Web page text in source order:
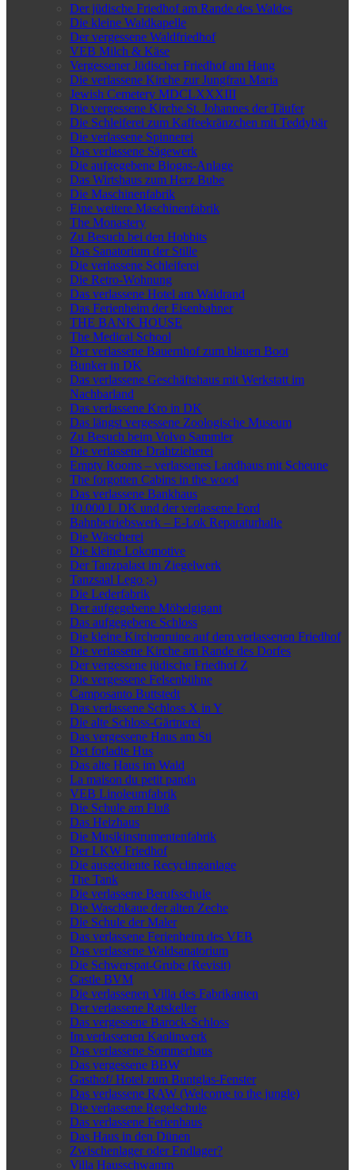
Der jüdische Friedhof am Rande des Waldes
Die kleine Waldkapelle
Der vergessene Waldfriedhof
VEB Milch & Käse
Vergessener Jüdischer Friedhof am Hang
Die verlassene Kirche zur Jungfrau Maria
Jewish Cemetery MDCLXXXIII
Die vergessene Kirche St. Johannes der Täufer
Die Schleiferei zum Kaffeekränzchen mit Teddybär
Die verlassene Spinnerei
Das verlassene Sägewerk
Die aufgegebene Biogas-Anlage
Das Wirtshaus zum Herz Bube
Die Maschinenfabrik
Eine weitere Maschinenfabrik
The Monastery
Zu Besuch bei den Hobbits
Das Sanatorium der Stille
Die verlassene Schleiferei
Die Retro-Wohnung
Das verlassene Hotel am Waldrand
Das Ferienheim der Eisenbahner
THE BANK HOUSE
The Medical School
Der verlassene Bauernhof zum blauen Boot
Bunker in DK
Das verlassene Geschäftshaus mit Werkstatt im
Nachbarland
Das verlassene Kro in DK
Das längst vergessene Zoologische Museum
Zu Besuch beim Volvo Sammler
Die verlassene Drahtzieherei
Empty Rooms – verlassenes Landhaus mit Scheune
The forgotten Cabins in the wood
Das verlassene Bankhaus
10.000 L DK und der verlassene Ford
Bahnbetriebswerk – E-Lok Reparaturhalle
Die Wäscherei
Die kleine Lokomotive
Der Tanzpalast im Ziegelwerk
Tanzsaal Lego ;-)
Die Lederfabrik
Der aufgegebene Möbelgigant
Das aufgegebene Schloss
Die kleine Kirchenruine auf dem verlassenen Friedhof
Die verlassene Kirche am Rande des Dorfes
Der vergessene jüdische Friedhof Z
Die vergessene Felsenbühne
Camposanto Buttstedt
Das verlassene Schloss X in Y
Die alte Schloss-Gärtnerei
Das vergessene Haus am Sti
Det forladte Hus
Das alte Haus im Wald
La maison du petit panda
VEB Linoleumfabrik
Die Schule am Fluß
Das Heizhaus
Die Musikinstrumentenfabrik
Der LKW Friedhof
Die ausgediente Recyclinganlage
The Tank
Die verlassene Berufsschule
Die Waschkaue der alten Zeche
Die Schule der Maler
Das verlassene Ferienheim des VEB
Das verlassene Waldsanatorium
Die Schwerspat-Grube (Revisit)
Castle BVM
Die verlassenen Villa des Fabrikanten
Der verlassene Ratskeller
Das vergessene Barock-Schloss
Im verlassenen Kaolinwerk
Das verlassene Sommerhaus
Das vergessene BBW
Gasthof/ Hotel zum Buntglas-Fenster
Das verlassene RAW (Welcome to the jungle)
Die verlassene Regelschule
Das verlassene Ferienhaus
Das Haus in den Dünen
Zwischenlager oder Endlager?
Villa Hausschwamm